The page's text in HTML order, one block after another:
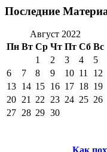
Последние
Август 2022
Пн Вт Ср Чт Пт Сб Вс
1
2 3 4
5
6
7 8 9 10 11
12
13 14 15 16 17 18 19
20 21 22 23 24 25 26
27 28 29 30